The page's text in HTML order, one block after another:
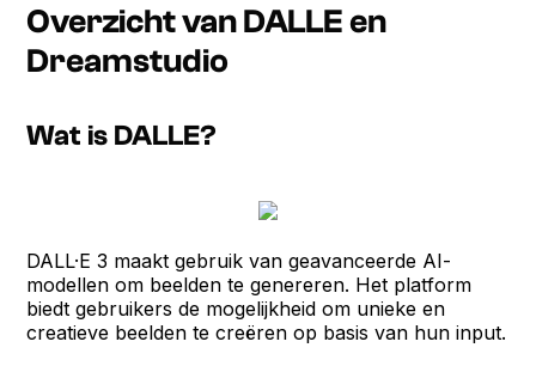
Overzicht van DALLE en
Dreamstudio
Wat is DALLE?
DALL·E 3 maakt gebruik van geavanceerde AI-
modellen om beelden te genereren. Het platform
biedt gebruikers de mogelijkheid om unieke en
creatieve beelden te creëren op basis van hun input.